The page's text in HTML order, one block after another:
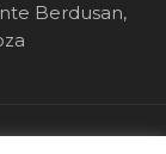
Berdusan,